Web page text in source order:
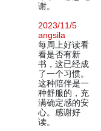
谢。
2023/11/5
angsila
每周上好读看
看是否有新
书，这已经成
了一个习惯。
这种陪伴是一
种舒服的，充
满确定感的安
心。感谢好
读。